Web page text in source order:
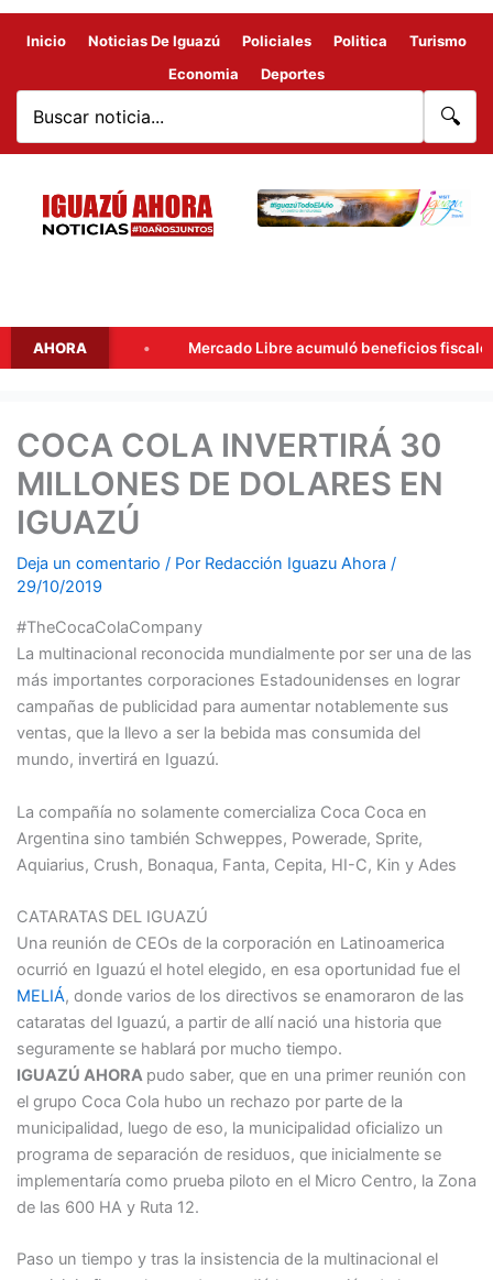
Inicio Noticias De Iguazú Policiales Politica
Turismo
Economia
Deportes
🔍
AHORA Mercado Libre acumuló beneficios fiscales por
COCA COLA INVERTIRÁ 30
MILLONES DE DOLARES EN
IGUAZÚ
Deja un comentario / Por Redacción Iguazu Ahora /
29/10/2019
#TheCocaColaCompany
La multinacional reconocida mundialmente por ser una de las
más importantes corporaciones Estadounidenses en lograr
campañas de publicidad para aumentar notablemente sus
ventas, que la llevo a ser la bebida mas consumida del
mundo, invertirá en Iguazú.
La compañía no solamente comercializa Coca Coca en
Argentina sino también Schweppes, Powerade, Sprite,
Aquiarius, Crush, Bonaqua, Fanta, Cepita, HI-C, Kin y Ades
CATARATAS DEL IGUAZÚ
Una reunión de CEOs de la corporación en Latinoamerica
ocurrió en Iguazú el hotel elegido, en esa oportunidad fue el
MELIÁ, donde varios de los directivos se enamoraron de las
cataratas del Iguazú, a partir de allí nació una historia que
seguramente se hablará por mucho tiempo.
IGUAZÚ AHORA pudo saber, que en una primer reunión con
el grupo Coca Cola hubo un rechazo por parte de la
municipalidad, luego de eso, la municipalidad oficializo un
programa de separación de residuos, que inicialmente se
implementaría como prueba piloto en el Micro Centro, la Zona
de las 600 HA y Ruta 12.
Paso un tiempo y tras la insistencia de la multinacional el